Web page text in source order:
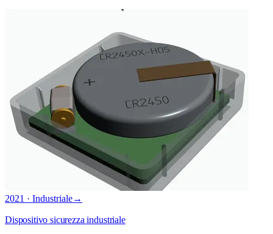
2021 · Industriale→
Dispositivo sicurezza industriale